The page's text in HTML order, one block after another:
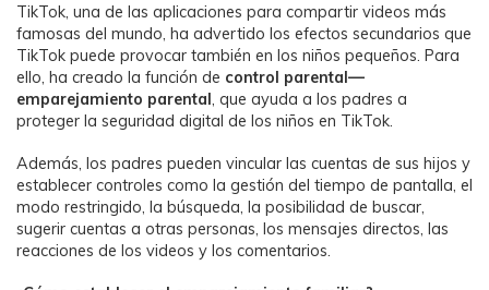
TikTok, una de las aplicaciones para compartir videos más
famosas del mundo, ha advertido los efectos secundarios que
TikTok puede provocar también en los niños pequeños.󠀲󠀩󠀩󠀠󠀧󠀦󠀠󠀩󠀳󠀰 Para
ello, ha creado la función de control parental—
emparejamiento parental, que ayuda a los padres a
proteger la seguridad digital de los niños en TikTok.
Además, los padres pueden vincular las cuentas de sus hijos y
establecer controles como la gestión del tiempo de pantalla, el
modo restringido, la búsqueda, la posibilidad de buscar,
sugerir cuentas a otras personas, los mensajes directos, las
reacciones de los videos y los comentarios.